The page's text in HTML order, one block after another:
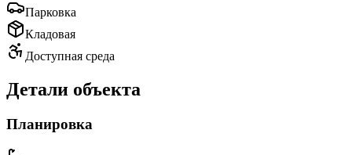
Парковка
Кладовая
Доступная среда
Детали объекта
Планировка